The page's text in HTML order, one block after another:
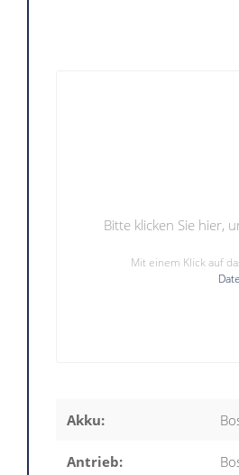
Bitte klicken Sie hier,
Mit einem Klick auf
Akku:
Antrieb: